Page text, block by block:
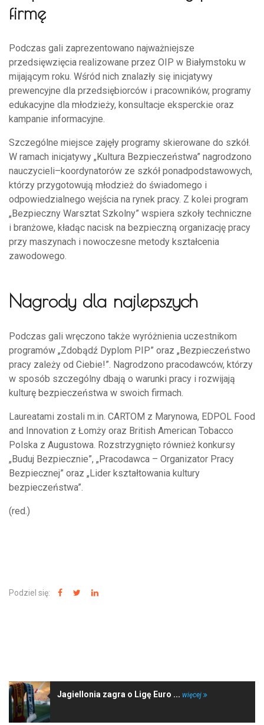
firmę
Podczas gali zaprezentowano najważniejsze
przedsięwzięcia realizowane przez OIP w Białymstoku w
mijającym roku. Wśród nich znalazły się inicjatywy
prewencyjne dla przedsiębiorców i pracowników, programy
edukacyjne dla młodzieży, konsultacje eksperckie oraz
kampanie informacyjne.
Szczególne miejsce zajęły programy skierowane do szkół.
W ramach inicjatywy „Kultura Bezpieczeństwa” nagrodzono
nauczycieli–koordynatorów ze szkół ponadpodstawowych,
którzy przygotowują młodzież do świadomego i
odpowiedzialnego wejścia na rynek pracy. Z kolei program
„Bezpieczny Warsztat Szkolny” wspiera szkoły techniczne
i branżowe, kładąc nacisk na bezpieczną organizację pracy
przy maszynach i nowoczesne metody kształcenia
zawodowego.
Nagrody dla najlepszych
Podczas gali wręczono także wyróżnienia uczestnikom
programów „Zdobądź Dyplom PIP” oraz „Bezpieczeństwo
pracy zależy od Ciebie!”. Nagrodzono pracodawców, którzy
w sposób szczególny dbają o warunki pracy i rozwijają
kulturę bezpieczeństwa w swoich firmach.
Laureatami zostali m.in. CARTOM z Marynowa, EDPOL Food
and Innovation z Łomży oraz British American Tobacco
Polska z Augustowa. Rozstrzygnięto również konkursy
„Buduj Bezpiecznie”, „Pracodawca – Organizator Pracy
Bezpiecznej” oraz „Lider kształtowania kultury
bezpieczeństwa”.
(red.)
Podziel się:
Jagiellonia zagra o Ligę Euro ... więcej